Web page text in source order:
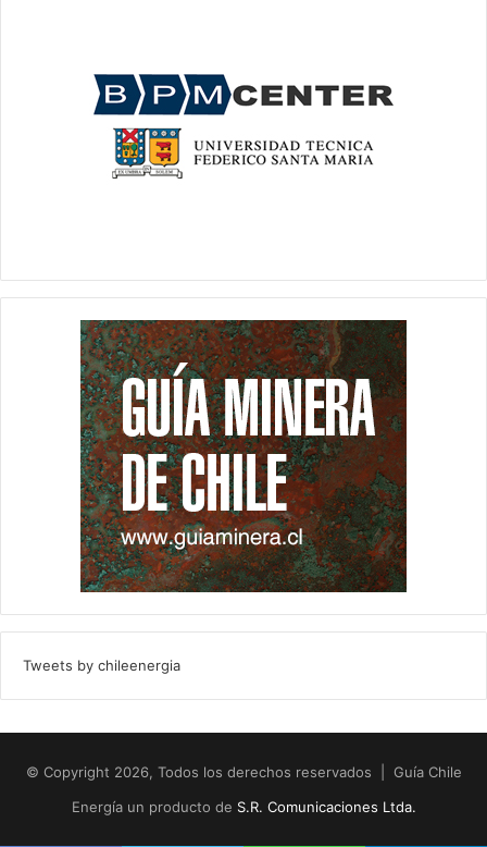
Tweets by chileenergia
© Copyright 2026, Todos los derechos reservados | Guía Chile
Energía un producto de S.R. Comunicaciones Ltda.